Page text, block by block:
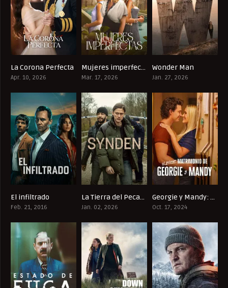
7.786
La Corona Perfecta
Apr. 10, 2026
5.1Mujeres imperfectas
Mar. 17, 2026
Wonder Man
Jan. 27, 2026
El infiltrado
Feb. 21, 2016
4.615La Tierra del Pecado
Jan. 02, 2026
7.715
Georgie y Mandy: Primer matrimonio
Oct. 17, 2024